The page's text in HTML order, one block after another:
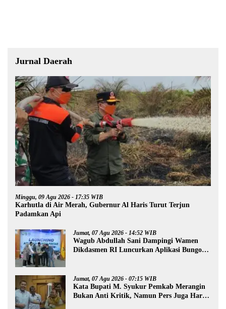
Jurnal Daerah
Minggu, 09 Agu 2026 - 17:35 WIB
Karhutla di Air Merah, Gubernur Al Haris Turut Terjun
Padamkan Api
Jumat, 07 Agu 2026 - 14:52 WIB
Wagub Abdullah Sani Dampingi Wamen
Dikdasmen RI Luncurkan Aplikasi Bungo
Jumat, 07 Agu 2026 - 07:15 WIB
Kata Bupati M. Syukur Pemkab Merangin
Bukan Anti Kritik, Namun Pers Juga Harus